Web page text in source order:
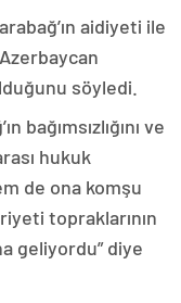
aidiyeti ile
söyledi.
bağımsızlığını ve
hukuk
de ona komşu
topraklarının
geliyordu” diye